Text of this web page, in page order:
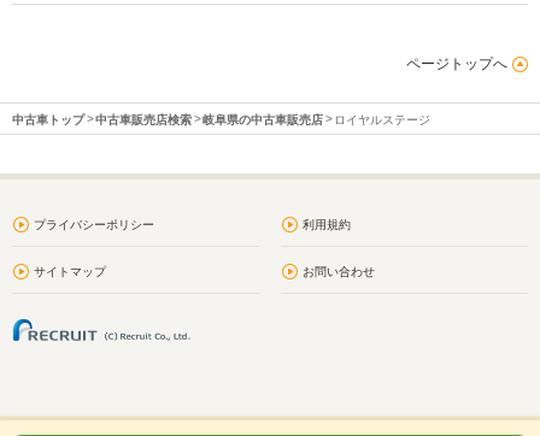
ページトップへ
中古車トップ 中古車販売店検索 岐阜県の中古車販売店 ロイヤルステージ
プライバシーポリシー 利用規約
サイトマップ お問い合わせ